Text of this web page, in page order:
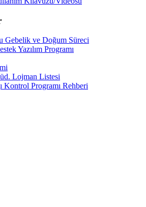
Gebelik ve Doğum Süreci
Yazılım Programı
Lojman Listesi
Kontrol Programı Rehberi